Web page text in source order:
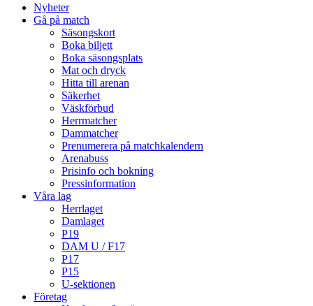
Nyheter
Gå på match
Säsongskort
Boka biljett
Boka säsongsplats
Mat och dryck
Hitta till arenan
Säkerhet
Väskförbud
Herrmatcher
Dammatcher
Prenumerera på matchkalendern
Arenabuss
Prisinfo och bokning
Pressinformation
Våra lag
Herrlaget
Damlaget
P19
DAM U / F17
P17
P15
U-sektionen
Företag